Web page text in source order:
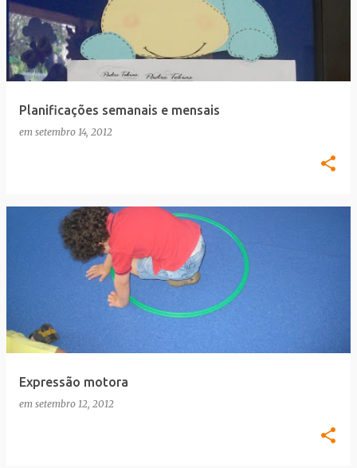
Planificações semanais e mensais
em setembro 14, 2012
Expressão motora
em setembro 12, 2012